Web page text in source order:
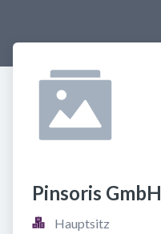
Pinsoris GmbH
Hauptsitz